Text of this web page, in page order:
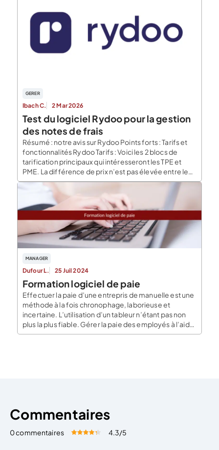
GERER
Ibach C. 2 Mar 2026
Test du logiciel Rydoo pour la gestion
des notes de frais
Résumé : notre avis sur Rydoo Points forts : Tarifs et
fonctionnalités Rydoo Tarifs : Voici les 2 blocs de
tarification principaux qui intéresseront les TPE et
PME. La différence de prix n’est pas élevée entre les
deux formules : à choisir selon la formule la plus
confortable pour l’entreprise, sans vraiment se poser
de question. Fonctionnalités : Comme vu ci-dessus,
toutes […]
MANAGER
Dufour L. 25 Juil 2024
Formation logiciel de paie
Effectuer la paie d’une entrepris de manuelle est une
méthode à la fois chronophage, laborieuse et
incertaine. L’utilisation d’un tableur n’étant pas non
plus la plus fiable. Gérer la paie des employés à l’aide
d’un logiciel de paie est de loin la solution la plus
Commentaires
0 commentaires Évaluez cet article:
4.3/5